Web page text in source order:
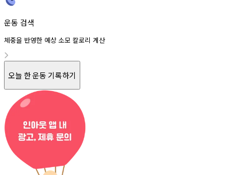
운동 검색
체중을 반영한 예상 소모 칼로리 계산
오늘 한 운동 기록하기